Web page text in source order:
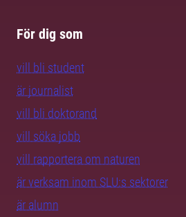
För dig som
vill bli student
är journalist
vill bli doktorand
vill söka jobb
vill rapportera om naturen
är verksam inom SLU:s sektorer
är alumn